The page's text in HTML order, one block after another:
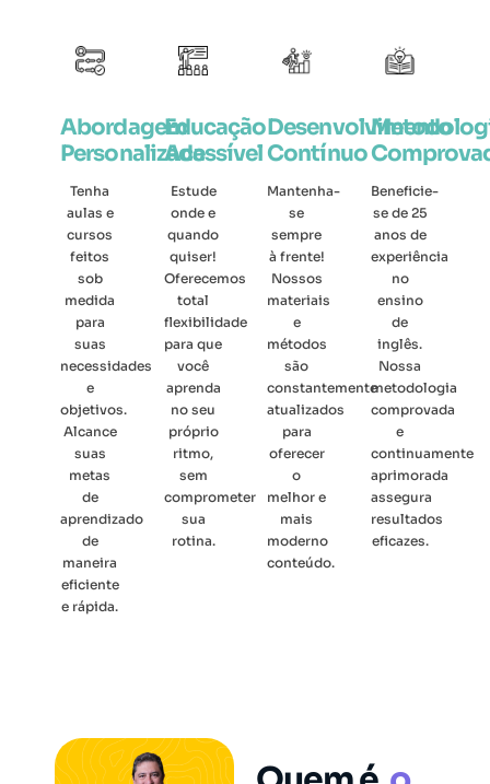
Abordagem
Personalizada
Tenha
aulas e
cursos
feitos
sob
medida
para
suas
necessidades
e
objetivos.
Alcance
suas
metas
de
aprendizado
de
maneira
eficiente
e rápida.
Educação
Acessível
Estude
onde e
quando
quiser!
Oferecemos
total
flexibilidade
para que
você
aprenda
no seu
próprio
ritmo,
sem
comprometer
sua
rotina.
Desenvolvimento
Contínuo
Mantenha-
se
sempre
à frente!
Nossos
materiais
e
métodos
são
constantemente
atualizados
para
oferecer
o
melhor e
mais
moderno
conteúdo.
Beneficie-
se de 25
anos de
experiência
no
ensino
de
inglês.
Nossa
metodologia
comprovada
e
continuamente
aprimorada
assegura
resultados
eficazes.